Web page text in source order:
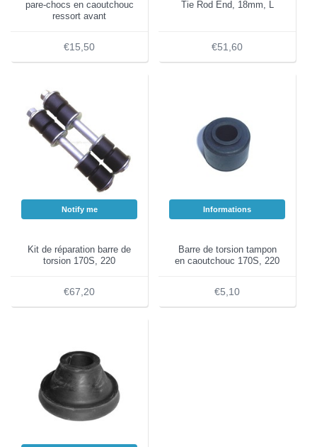
pare-chocs en caoutchouc
ressort avant
€15,50
Tie Rod End, 18mm, L
€51,60
Notify me
Kit de réparation barre de
torsion 170S, 220
€67,20
Informations
Barre de torsion tampon
en caoutchouc 170S, 220
€5,10